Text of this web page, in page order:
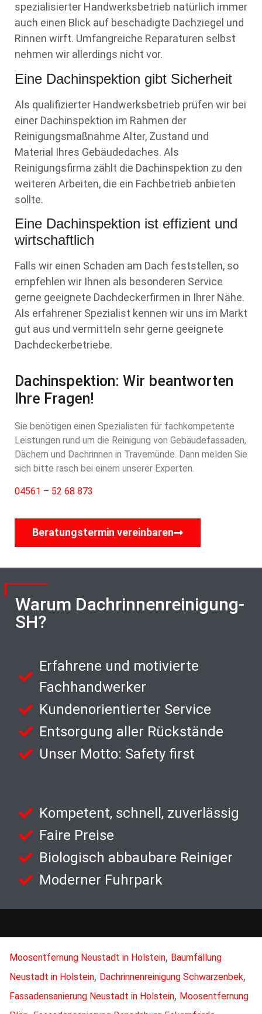
spezialisierter Handwerksbetrieb natürlich immer
auch einen Blick auf beschädigte Dachziegel und
Rinnen wirft. Umfangreiche Reparaturen selbst
nehmen wir allerdings nicht vor.
Eine Dachinspektion gibt Sicherheit
Als qualifizierter Handwerksbetrieb prüfen wir bei
einer Dachinspektion im Rahmen der
Reinigungsmaßnahme Alter, Zustand und
Material Ihres Gebäudedaches. Als
Reinigungsfirma zählt die Dachinspektion zu den
weiteren Arbeiten, die ein Fachbetrieb anbieten
sollte.
Eine Dachinspektion ist effizient und
wirtschaftlich
Falls wir einen Schaden am Dach feststellen, so
empfehlen wir Ihnen als besonderen Service
gerne geeignete Dachdeckerfirmen in Ihrer Nähe.
Als erfahrener Spezialist kennen wir uns im Markt
gut aus und vermitteln sehr gerne geeignete
Dachdeckerbetriebe.
Dachinspektion: Wir beantworten
Ihre Fragen!
Sie benötigen einen Spezialisten für fachkompetente
Leistungen rund um die Reinigung von Gebäudefassaden,
Dächern und Dachrinnen in Travemünde. Dann melden Sie
sich bitte rasch bei einem unserer Experten.
04561 – 52 68 873
Beratungstermin vereinbaren
Warum Dachrinnenreinigung-
SH?
Erfahrene und motivierte
Fachhandwerker
Kundenorientierter Service
Entsorgung aller Rückstände
Unser Motto: Safety first
Kompetent, schnell, zuverlässig
Faire Preise
Biologisch abbaubare Reiniger
Moderner Fuhrpark
Moosentfernung Neustadt in Holstein, Baumfällung
Neustadt in Holstein, Dachrinnenreinigung Schwarzenbek,
Fassadensanierung Neustadt in Holstein, Moosentfernung